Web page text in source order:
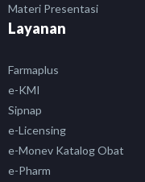
Materi Presentasi
Layanan
Farmaplus
e-KMI
Sipnap
e-Licensing
e-Monev Katalog Obat
e-Pharm